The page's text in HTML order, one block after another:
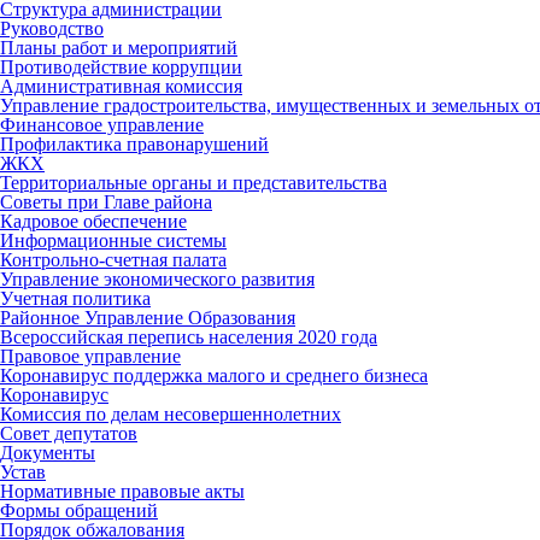
Структура администрации
Руководство
Планы работ и мероприятий
Противодействие коррупции
Административная комиссия
Управление градостроительства, имущественных и земельных
Финансовое управление
Профилактика правонарушений
ЖКХ
Территориальные органы и представительства
Советы при Главе района
Кадровое обеспечение
Информационные системы
Контрольно-счетная палата
Управление экономического развития
Учетная политика
Районное Управление Образования
Всероссийская перепись населения 2020 года
Правовое управление
Коронавирус поддержка малого и среднего бизнеса
Коронавирус
Комиссия по делам несовершеннолетних
Совет депутатов
Документы
Устав
Нормативные правовые акты
Формы обращений
Порядок обжалования